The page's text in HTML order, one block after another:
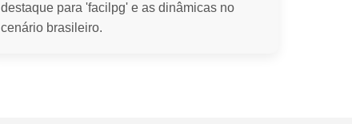
destaque para 'facilpg' e as dinâmicas no
cenário brasileiro.